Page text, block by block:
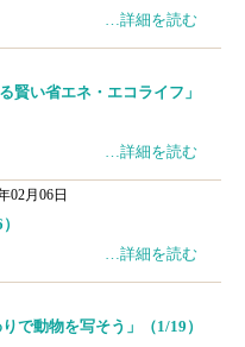
…詳細を読む
賢い省エネ・エコライフ」
…詳細を読む
02月06日
…詳細を読む
で動物を写そう」（1/19）